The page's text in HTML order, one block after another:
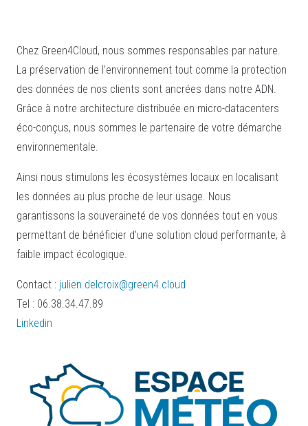
Chez Green4Cloud, nous sommes responsables par nature.
La préservation de l’environnement tout comme la protection
des données de nos clients sont ancrées dans notre ADN.
Grâce à notre architecture distribuée en micro-datacenters
éco-conçus, nous sommes le partenaire de votre démarche
environnementale.
Ainsi nous stimulons les écosystèmes locaux en localisant
les données au plus proche de leur usage. Nous
garantissons la souveraineté de vos données tout en vous
permettant de bénéficier d’une solution cloud performante, à
faible impact écologique.
Contact : julien.delcroix@green4.cloud
Tel : 06.38.34.47.89
Linkedin